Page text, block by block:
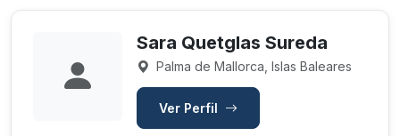
Sara Quetglas Sureda
Palma de Mallorca, Islas Baleares
Ver Perfil